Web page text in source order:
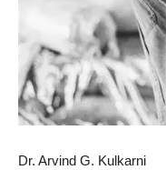
Dr. Arvind G. Kulkarni